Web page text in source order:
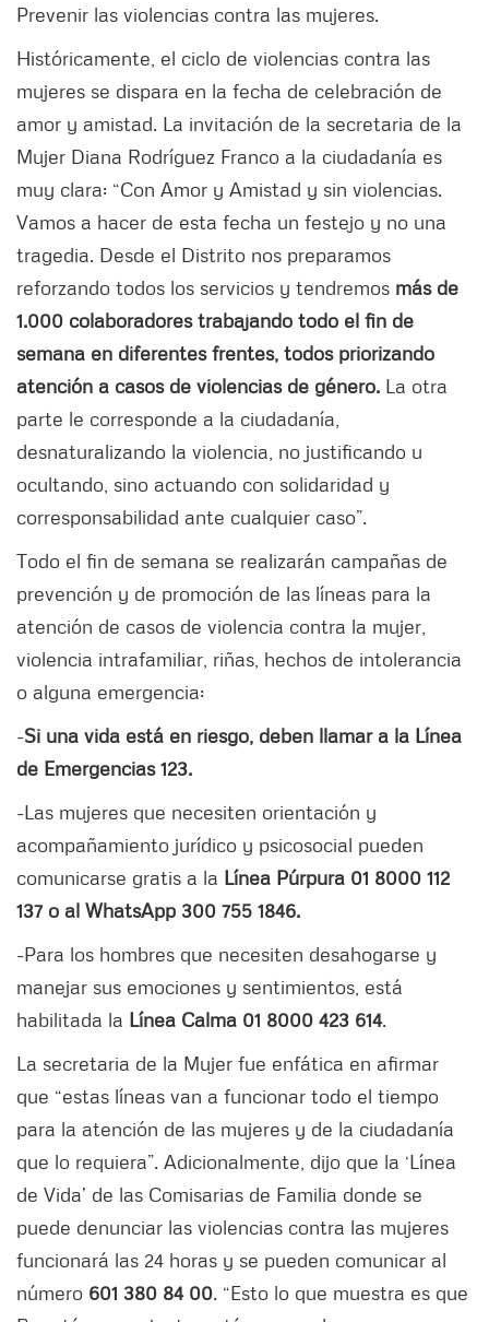
Prevenir las violencias contra las mujeres.
Históricamente, el ciclo de violencias contra las
mujeres se dispara en la fecha de celebración de
amor y amistad. La invitación de la secretaria de la
Mujer Diana Rodríguez Franco a la ciudadanía es
muy clara: “Con Amor y Amistad y sin violencias.
Vamos a hacer de esta fecha un festejo y no una
tragedia. Desde el Distrito nos preparamos
reforzando todos los servicios y tendremos más de
1.000 colaboradores trabajando todo el fin de
semana en diferentes frentes, todos priorizando
atención a casos de violencias de género. La otra
parte le corresponde a la ciudadanía,
desnaturalizando la violencia, no justificando u
ocultando, sino actuando con solidaridad y
corresponsabilidad ante cualquier caso”.
Todo el fin de semana se realizarán campañas de
prevención y de promoción de las líneas para la
atención de casos de violencia contra la mujer,
violencia intrafamiliar, riñas, hechos de intolerancia
o alguna emergencia:
-Si una vida está en riesgo, deben llamar a la Línea
de Emergencias 123.
-Las mujeres que necesiten orientación y
acompañamiento jurídico y psicosocial pueden
comunicarse gratis a la Línea Púrpura 01 8000 112
137 o al WhatsApp 300 755 1846.
-Para los hombres que necesiten desahogarse y
manejar sus emociones y sentimientos, está
habilitada la Línea Calma 01 8000 423 614.
La secretaria de la Mujer fue enfática en afirmar
que “estas líneas van a funcionar todo el tiempo
para la atención de las mujeres y de la ciudadanía
que lo requiera”. Adicionalmente, dijo que la ‘Línea
de Vida’ de las Comisarias de Familia donde se
puede denunciar las violencias contra las mujeres
funcionará las 24 horas y se pueden comunicar al
número 601 380 84 00. “Esto lo que muestra es que